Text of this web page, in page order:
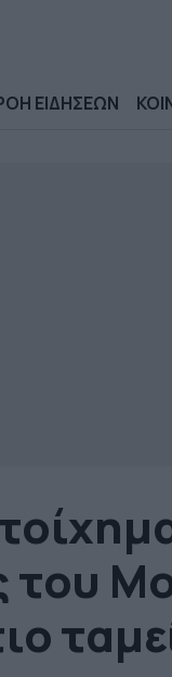
ΕΙΔΗΣΕΩΝ
του